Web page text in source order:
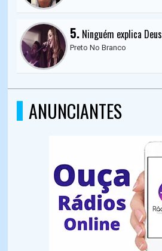
5. Ninguém explica Deus
Preto No Branco
ANUNCIANTES